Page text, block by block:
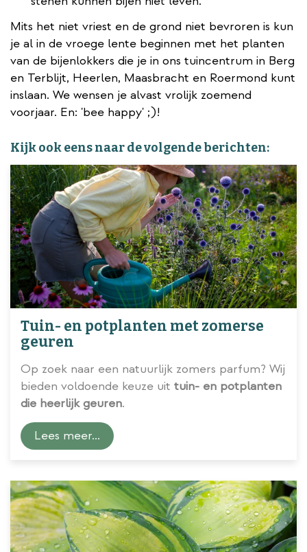
Mits het niet vriest en de grond niet bevroren is kun
je al in de vroege lente beginnen met het planten
van de bijenlokkers die je in ons tuincentrum in Berg
en Terblijt, Heerlen, Maasbracht en Roermond kunt
inslaan. We wensen je alvast vrolijk zoemend
voorjaar. En: 'bee happy' ;)!
Kijk ook eens naar de volgende berichten:
Tuin- en potplanten met zomerse
geuren
Op zoek naar een natuurlijk zomers parfum? Wij
bieden voldoende keuze uit tuin- en potplanten
die heerlijk geuren.
Lees meer...